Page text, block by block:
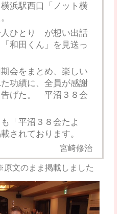
浜駅西口「ノット横
ひとり が想い出話
和田くん」を見送っ
会をまとめ、楽しい
功績に、全員が感謝
告げた。 平沼３８会
「平沼３８会たよ
されております。
宮﨑修治
原文のまま掲載しました